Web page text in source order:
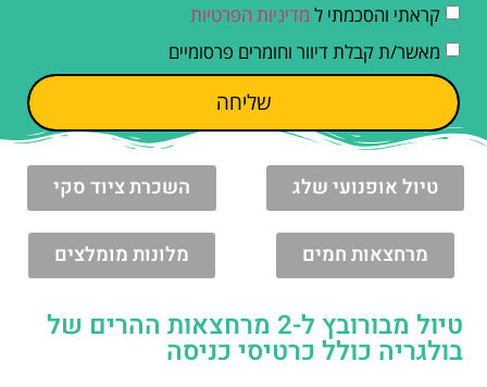
קראתי והסכמתי ל מדיניות הפרטיות
מאשר/ת קבלת דיוור וחומרים פרסומיים
שליחה
טיול אופנועי שלג השכרת ציוד סקי
מרחצאות חמים מלונות מומלצים
טיול מבורובץ ל-2 מרחצאות ההרים של
בולגריה כולל כרטיסי כניסה